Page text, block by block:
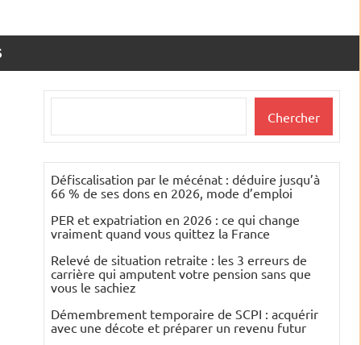
Chercher
Défiscalisation par le mécénat : déduire jusqu’à
66 % de ses dons en 2026, mode d’emploi
PER et expatriation en 2026 : ce qui change
vraiment quand vous quittez la France
Relevé de situation retraite : les 3 erreurs de
carrière qui amputent votre pension sans que
vous le sachiez
Démembrement temporaire de SCPI : acquérir
avec une décote et préparer un revenu futur